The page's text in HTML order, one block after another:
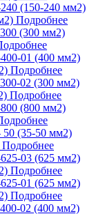
Подробнее
Подробнее
Подробнее
Подробнее
Подробнее
Подробнее